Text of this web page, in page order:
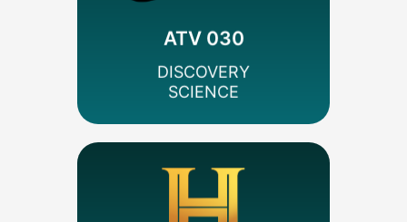
ATV 030
DISCOVERY
SCIENCE